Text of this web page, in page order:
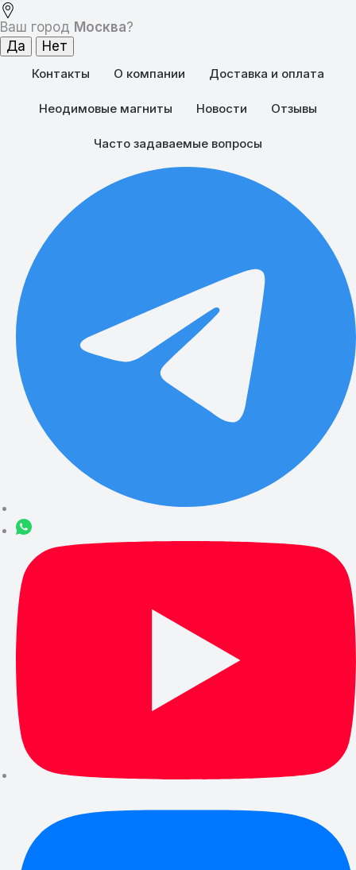
Ваш город Москва?
Контакты О компании Доставка и оплата
Неодимовые магниты Новости Отзывы
Часто задаваемые вопросы